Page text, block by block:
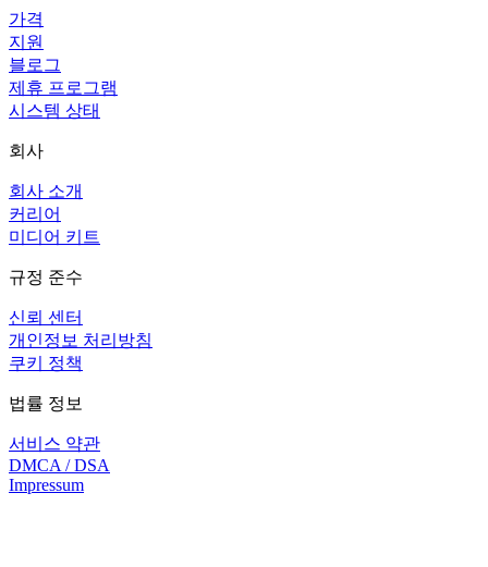
가격
지원
블로그
제휴 프로그램
시스템 상태
회사
회사 소개
커리어
미디어 키트
규정 준수
신뢰 센터
개인정보 처리방침
쿠키 정책
법률 정보
서비스 약관
DMCA / DSA
Impressum